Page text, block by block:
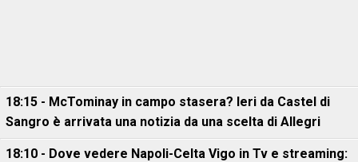
18:15 - McTominay in campo stasera? Ieri da Castel di
Sangro è arrivata una notizia da una scelta di Allegri
18:10 - Dove vedere Napoli-Celta Vigo in Tv e streaming: